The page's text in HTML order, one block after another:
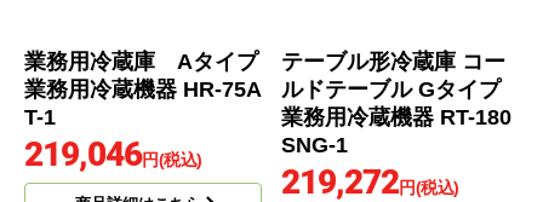
商品コード：FT-90SNG-1
テーブル形冷凍庫 コー
ルドテーブル Gタイプ
業務用冷凍機器 FT-90S
商品コード：RT-150SDG-1-ML
テーブル形冷蔵庫 コー
ルドテーブル Gタイプ
業務用冷蔵機器 RT-150